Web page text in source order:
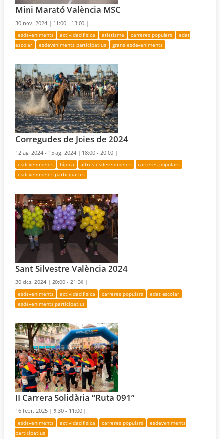
Mini Marató València MSC
30 nov. 2024 | 11:00 - 13:00 |
esdeveniments actividad física atletisme carreres populars
edat
escolar
esdeveniments participatius grans esdeveniments
Corregudes de Joies de 2024
12 ag. 2024 - 15 ag. 2024 | 18:00 - 20:00 |
esdeveniments hípica altres esdeveniments
carreres populars
esdeveniments participatius
Sant Silvestre València 2024
30 des. 2024 |20:00 - 21:30 |
esdeveniments actividad física carreres populars
edat escolar
esdeveniments participatius
II Carrera Solidària “Ruta 091”
16 febr. 2025 |9:30 - 11:00 |
esdeveniments actividad física carreres populars
esdeveniments
participatius